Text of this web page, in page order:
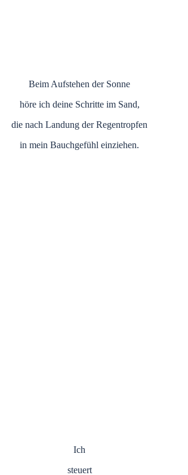
Beim Aufstehen der Sonne
höre ich deine Schritte im Sand,
die nach Landung der Regentropfen
in mein Bauchgefühl einziehen.
Ich
steuert